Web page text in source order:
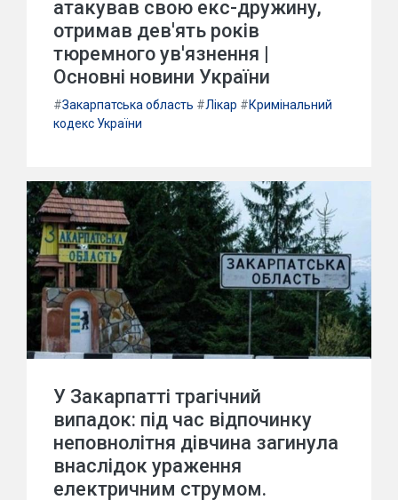
атакував свою екс-дружину,
отримав дев'ять років
тюремного ув'язнення |
Основні новини України
#Закарпатська область #Лікар #Кримінальний
кодекс України
У Закарпатті трагічний
випадок: під час відпочинку
неповнолітня дівчина загинула
внаслідок ураження
електричним струмом.